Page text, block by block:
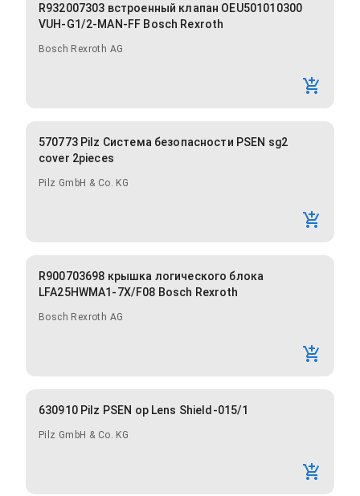
R932007303 встроенный клапан OEU501010300
VUH-G1/2-MAN-FF Bosch Rexroth
Bosch Rexroth AG
570773 Pilz Система безопасности PSEN sg2
cover 2pieces
Pilz GmbH & Co. KG
R900703698 крышка логического блока
LFA25HWMA1-7X/F08 Bosch Rexroth
Bosch Rexroth AG
630910 Pilz PSEN op Lens Shield-015/1
Pilz GmbH & Co. KG